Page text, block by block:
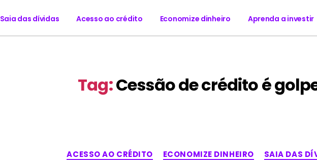
Saia das dívidas Acesso ao crédito Economize dinheiro Aprenda a investir
Tag:Cessão de crédito é
ACESSO AO CRÉDITO ECONOMIZE DINHEIRO SAIA DAS